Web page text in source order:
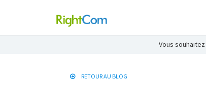
Vous
RETOUR AU BLOG